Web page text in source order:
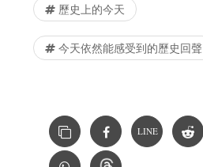
歷史上的今天
今天依然能感受到的歷史回聲
LINE